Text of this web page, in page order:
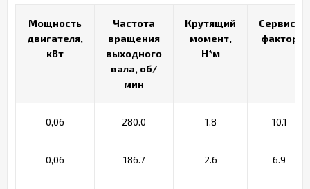
Мощность
двигателя,
кВт
Частота
вращения
выходного
вала, об/
мин
Крутящий
момент,
Н*м
Сервис-
фактор
0,06 280.0 1.8 10.1
0,06 186.7 2.6 6.9
Мощность
двигателя,
кВт
Частота
вращения
выходного
вала, об/
мин
Крутящий
момент,
Н*м
Сервис-
фактор